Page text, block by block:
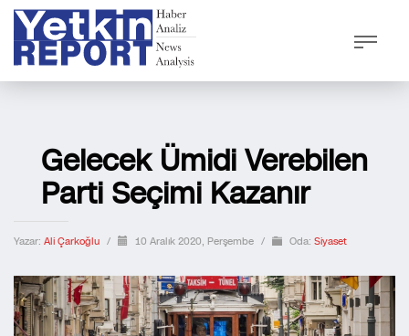
Gelecek Ümidi Verebilen
Parti Seçimi Kazanır
Yazar: Ali Çarkoğlu / 10 Aralık 2020, Perşembe / Oda: Siyaset